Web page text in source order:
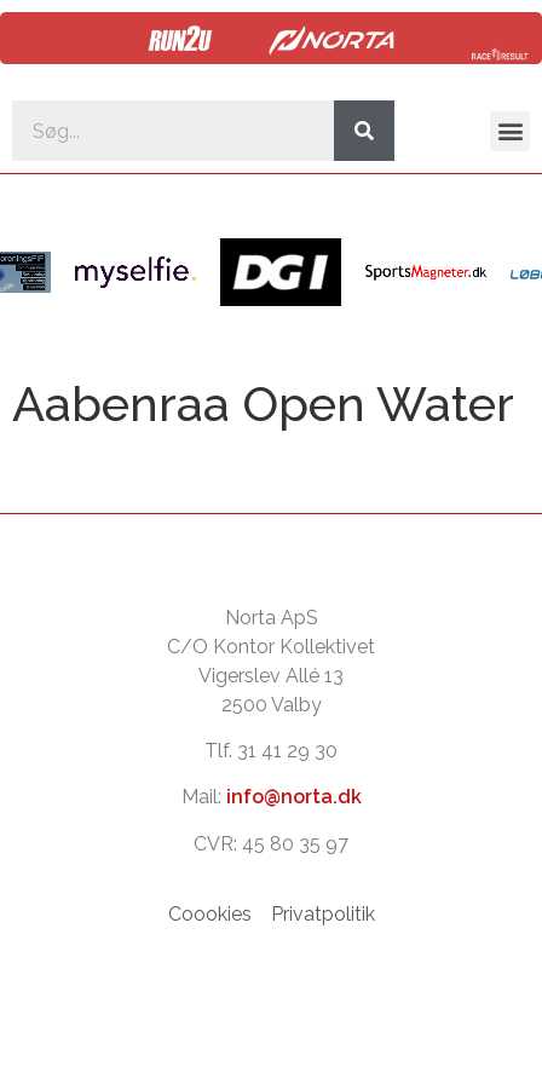
Aabenraa Open Water
Norta ApS
C/O Kontor Kollektivet
Vigerslev Allé 13
2500 Valby
Tlf. 31 41 29 30
Mail: info@norta.dk
CVR: 45 80 35 97
Coookies Privatpolitik